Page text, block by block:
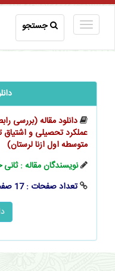
جستجو
دانلود مقاله (بررسی
عملکرد تحصیلی و
متوسطه اول ازنا لرستان)
نویسندگان مقاله :
تعداد صفحات : 17 صفحه